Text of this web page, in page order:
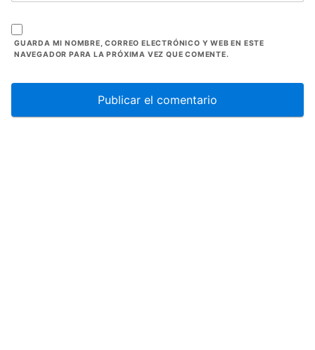
GUARDA MI NOMBRE, CORREO ELECTRÓNICO Y WEB EN ESTE
NAVEGADOR PARA LA PRÓXIMA VEZ QUE COMENTE.